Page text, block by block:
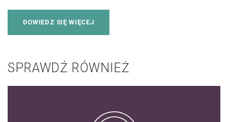
DOWIEDZ SIĘ WIĘCEJ
SPRAWDŹ RÓWNIEŻ